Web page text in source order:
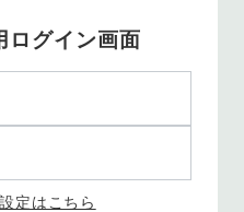
ログイン画面
定はこちら